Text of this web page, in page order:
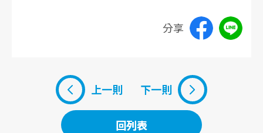
分享
上一則
回列表
回列表
下一則